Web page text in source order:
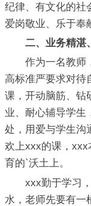
纪律、有文化的社
爱岗敬业、乐于奉
二、业务精湛
作为一名教师，
高标准严要求对待
课，开动脑筋、钻
业、耐心辅导学生
处，用爱与学生沟
欢上xxx的课，xxx
育的`沃土上。
xxx勤于学习，
水，老师先要有一